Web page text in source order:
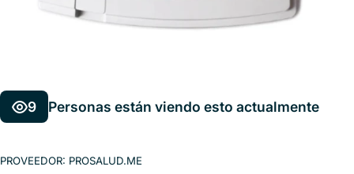
9 Personas están viendo esto actualmente
PROVEEDOR: PROSALUD.ME